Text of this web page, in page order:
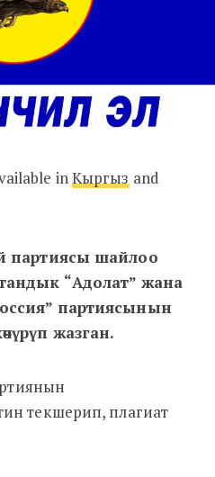
inКыргыз and
партиясы шайлоо
“Адолат” жана
партиясынын
жазган.
текшерип, плагиат